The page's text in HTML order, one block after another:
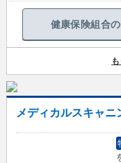
健康保険組合
メディカルスキャニ